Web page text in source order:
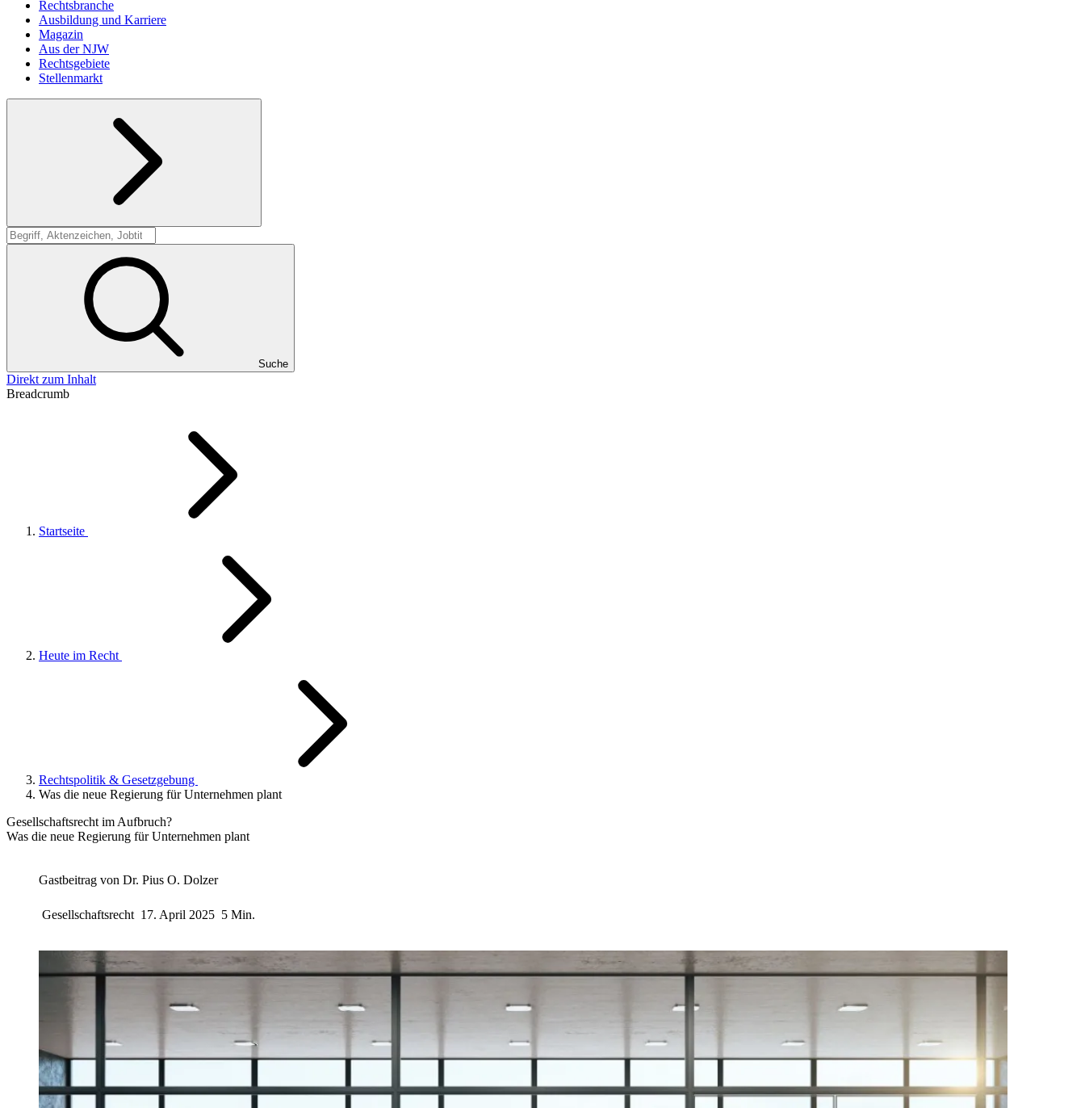
Rechtsbranche
Ausbildung und Karriere
Magazin
Aus der NJW
Rechtsgebiete
Stellenmarkt
Suche
Suche
Direkt zum Inhalt
Breadcrumb
Startseite
Heute im Recht
Rechtspolitik & Gesetzgebung
Was die neue Regierung für Unternehmen plant
Gesellschaftsrecht im Aufbruch?
Was die neue Regierung für Unternehmen plant
Gastbeitrag von Dr. Pius O. Dolzer
Gesellschaftsrecht 17. April 2025 5 Min.